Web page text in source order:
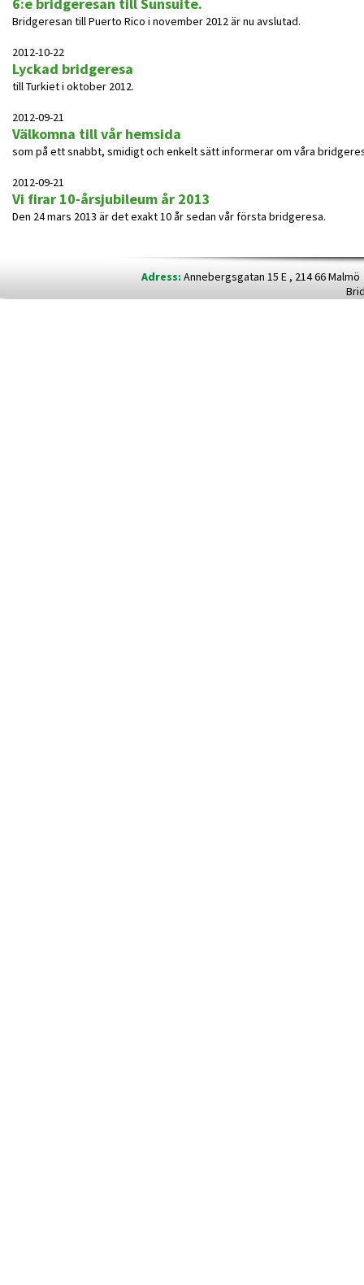
Bridgeresan till Puerto Rico i november 2012 är nu avslutad.
2012-10-22
Lyckad bridgeresa
till Turkiet i oktober 2012.
2012-09-21
Välkomna till vår hemsida
som på ett snabbt, smidigt och enkelt sätt informerar om våra
2012-09-21
Vi firar 10-årsjubileum år 2013
Den 24 mars 2013 är det exakt 10 år sedan vår första bridgeresa.
Adress:Annebergsgatan 15 E , 214 66